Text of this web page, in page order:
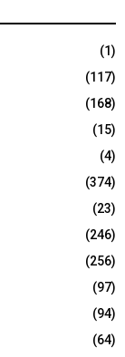
(1)
(117)
(168)
(15)
(4)
(374)
(23)
(246)
(256)
(97)
(94)
(64)